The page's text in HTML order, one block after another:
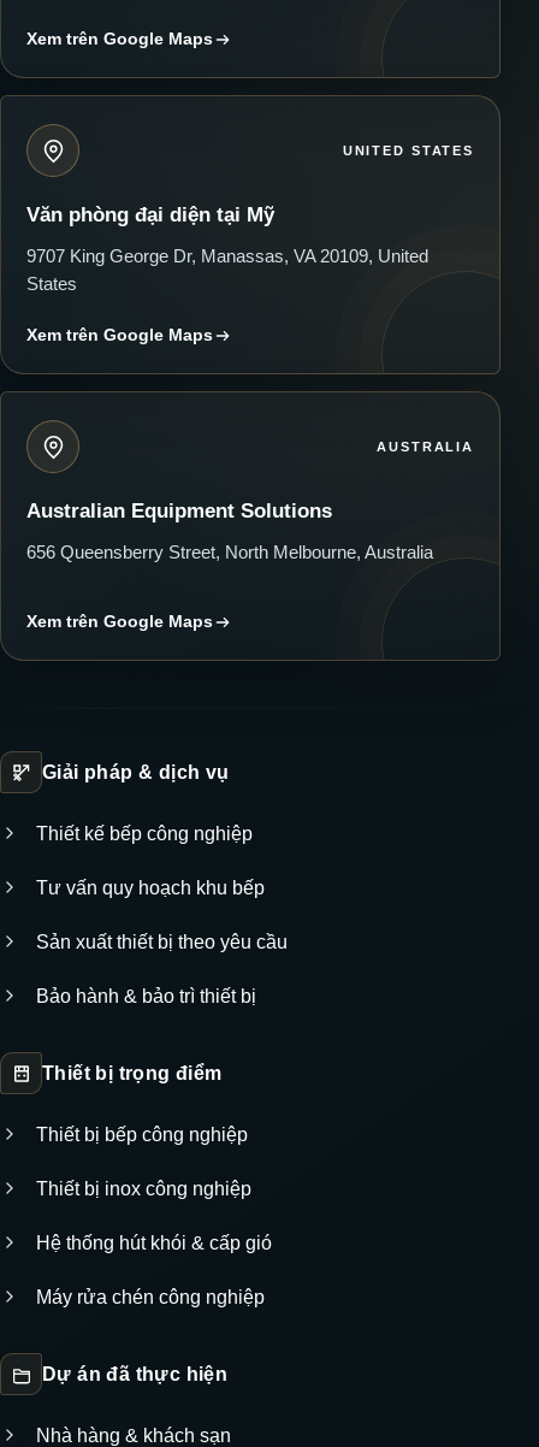
Xem trên Google Maps
UNITED STATES
Văn phòng đại diện tại Mỹ
9707 King George Dr, Manassas, VA 20109, United
States
Xem trên Google Maps
AUSTRALIA
Australian Equipment Solutions
656 Queensberry Street, North Melbourne, Australia
Xem trên Google Maps
Giải pháp & dịch vụ
Thiết kế bếp công nghiệp
Tư vấn quy hoạch khu bếp
Sản xuất thiết bị theo yêu cầu
Bảo hành & bảo trì thiết bị
Thiết bị trọng điểm
Thiết bị bếp công nghiệp
Thiết bị inox công nghiệp
Hệ thống hút khói & cấp gió
Máy rửa chén công nghiệp
Dự án đã thực hiện
Nhà hàng & khách sạn